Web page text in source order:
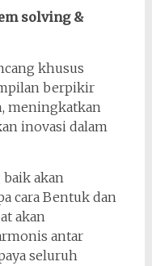
solving &
khusus
berpikir
meningkatkan
inovasi dalam
akan
cara Bentuk dan
akan
antar
seluruh